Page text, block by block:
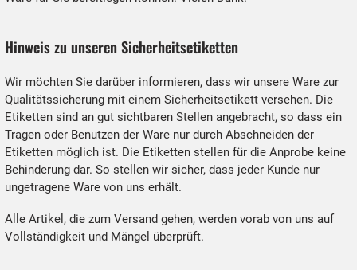
Hinweis zu unseren Sicherheitsetiketten
Wir möchten Sie darüber informieren, dass wir unsere Ware zur
Qualitätssicherung mit einem Sicherheitsetikett versehen. Die
Etiketten sind an gut sichtbaren Stellen angebracht, so dass ein
Tragen oder Benutzen der Ware nur durch Abschneiden der
Etiketten möglich ist. Die Etiketten stellen für die Anprobe keine
Behinderung dar. So stellen wir sicher, dass jeder Kunde nur
ungetragene Ware von uns erhält.
Alle Artikel, die zum Versand gehen, werden vorab von uns auf
Vollständigkeit und Mängel überprüft.